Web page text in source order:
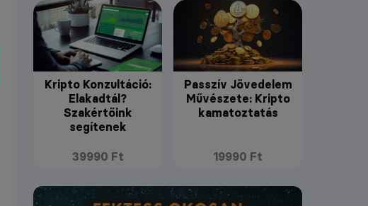
Kripto Konzultáció:
Elakadtál?
Szakértőink
segítenek
39990 Ft
Passzív Jövedelem
Művészete: Kripto
kamatoztatás
19990 Ft